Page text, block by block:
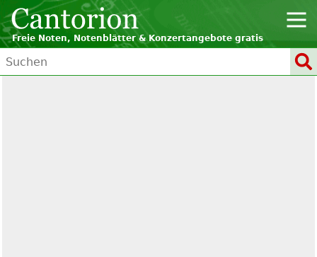
Freie Noten, Notenblätter & Konzertangebote gratis